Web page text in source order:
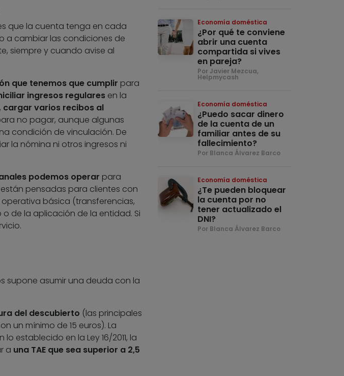
que la cuenta tenga en cada
a cambiar las condiciones de
siempre y cuando avise al
que tenemos que cumplir para
ingresos regularesen la
cargar varios recibos al
no pagar, aunque algunas
condición de vinculación. De
la nómina ni otros ingresos ni
podemos operar para
pensadas para clientes con
básica (transferencias,
de la aplicación de la entidad. Si
supone asumir una deuda con la
del descubierto (las principales
un mínimo de 15 euros). La
establecido en la Ley 16/2011, la
a una TAE que sea superior a 2,5
Economía doméstica
¿Por qué te conviene
abrir una cuenta
compartida si vives
en pareja?
Por Javier Mezcua,
Helpmycash
Economía doméstica
¿Puedo sacar dinero
de la cuenta de un
familiar antes de su
fallecimiento?
Por Blanca Álvarez Barco
Economía doméstica
¿Te pueden bloquear
la cuenta por no
tener actualizado el
DNI?
Por Blanca Álvarez Barco